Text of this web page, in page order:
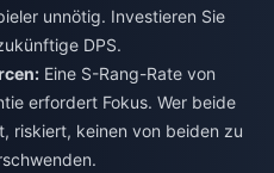
unnötig. Investieren Sie
DPS.
Eine S-Rang-Rate von
erfordert Fokus. Wer beide
riskiert, keinen von beiden zu